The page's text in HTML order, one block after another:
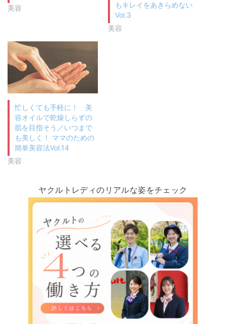
美容
もキレイをあきらめない
Vol.3
美容
忙しくても手軽に！ 美
容オイルで乾燥しらずの
肌を目指そう／いつまで
も美しく！ ママのための
簡単美容法Vol.14
美容
ヤクルトレディのリアルな姿をチェック